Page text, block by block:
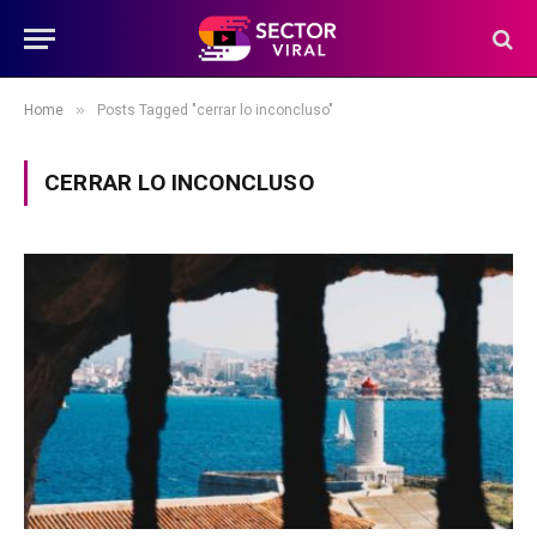
Home » Posts Tagged "cerrar lo inconcluso"
CERRAR LO INCONCLUSO